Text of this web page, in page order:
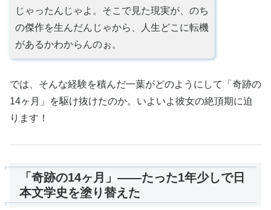
じゃったんじゃよ。そこで見た現実が、のち
の傑作を生んだんじゃから、人生どこに転機
があるかわからんのぉ。
では、そんな経験を積んだ一葉がどのようにして「奇跡の
14ヶ月」を駆け抜けたのか。いよいよ彼女の絶頂期に迫
ります！
「奇跡の14ヶ月」——たった1年少しで日
本文学史を塗り替えた